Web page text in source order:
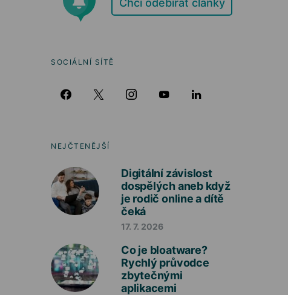
SOCIÁLNÍ SÍTĚ
NEJČTENĚJŠÍ
Digitální závislost
dospělých aneb když
je rodič online a dítě
čeká
17. 7. 2026
Co je bloatware?
Rychlý průvodce
zbytečnými
aplikacemi